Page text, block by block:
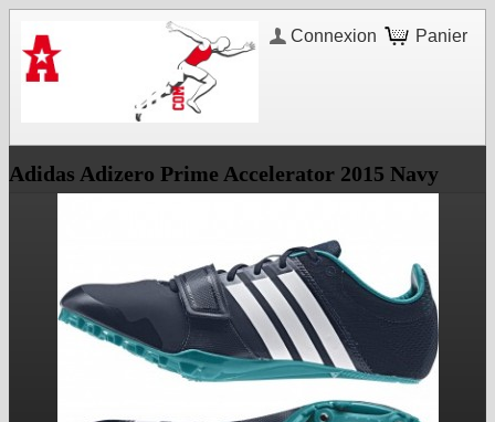
Panier
Connexion
Adidas Adizero Prime Accelerator 2015 Navy